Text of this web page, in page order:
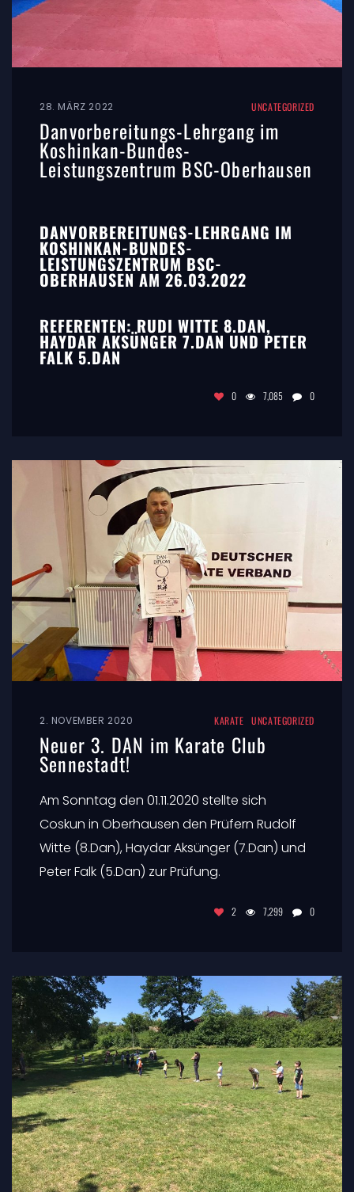
28. MÄRZ 2022 UNCATEGORIZED
Danvorbereitungs-Lehrgang im
Koshinkan-Bundes-
Leistungszentrum BSC-Oberhausen
DANVORBEREITUNGS-LEHRGANG IM
KOSHINKAN-BUNDES-
LEISTUNGSZENTRUM BSC-
OBERHAUSEN AM 26.03.2022
REFERENTEN: RUDI WITTE 8.DAN,
HAYDAR AKSÜNGER 7.DAN UND PETER
FALK 5.DAN
0 7,085 0
2. NOVEMBER 2020 KARATE UNCATEGORIZED
Neuer 3. DAN im Karate Club
Sennestadt!
Am Sonntag den 01.11.2020 stellte sich
Coskun in Oberhausen den Prüfern Rudolf
Witte (8.Dan), Haydar Aksünger (7.Dan) und
Peter Falk (5.Dan) zur Prüfung.
2 7,299 0